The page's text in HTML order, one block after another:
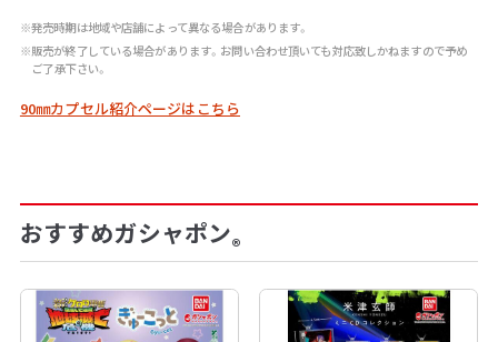
※発売時期は地域や店舗によって異なる場合があります。
※販売が終了している場合があります。お問い合わせ頂いても対応致しかねますので予め
ご了承下さい。
90㎜カプセル紹介ページはこちら
おすすめガシャポン®